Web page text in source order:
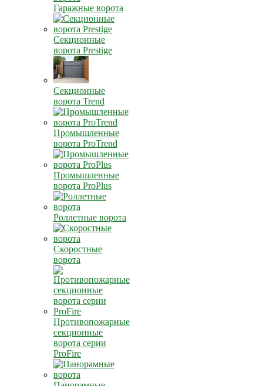
Гаражные ворота
Секционные
ворота Prestige
Секционные
ворота Trend
Промышленные
ворота ProTrend
Промышленные
ворота ProPlus
Роллетные ворота
Скоростные
ворота
Противопожарные
секционные
ворота серии
ProFire